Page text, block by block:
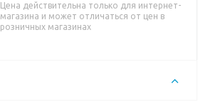
Цена действительна только для интернет-
магазина и может отличаться от цен в
розничных магазинах